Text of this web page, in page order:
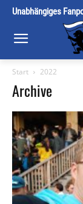
Unabhängiges
Start 2022
Archive